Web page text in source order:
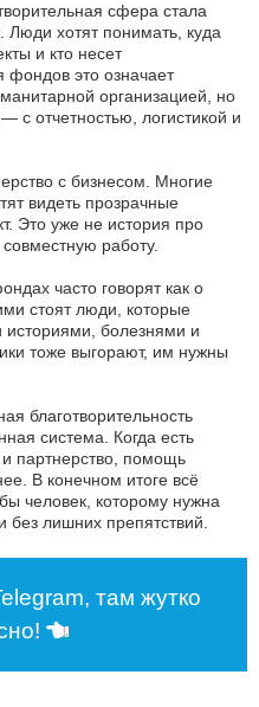
сфера стала
Люди хотят понимать, куда
и кто несет
фондов это означает
организацией, но
с отчетностью, логистикой и
с бизнесом. Многие
видеть прозрачные
Это уже не история про
работу.
часто говорят как о
стоят люди, которые
болезнями и
тоже выгорают, им нужны
благотворительность
система. Когда есть
партнерство, помощь
В конечном итоге всё
человек, которому нужна
без лишних препятствий.
там жутко